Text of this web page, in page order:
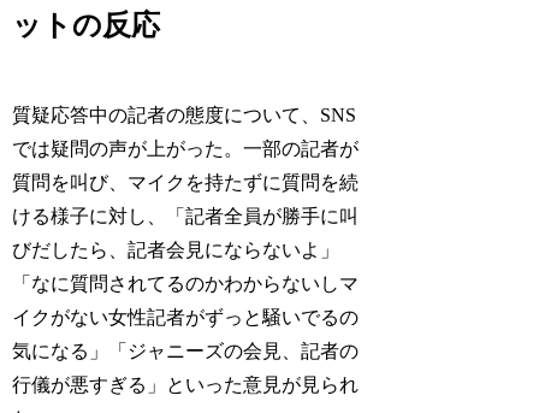
ットの反応
質疑応答中の記者の態度について、SNS
では疑問の声が上がった。一部の記者が
質問を叫び、マイクを持たずに質問を続
ける様子に対し、「記者全員が勝手に叫
びだしたら、記者会見にならないよ」
「なに質問されてるのかわからないしマ
イクがない女性記者がずっと騒いでるの
気になる」「ジャニーズの会見、記者の
行儀が悪すぎる」といった意見が見られ